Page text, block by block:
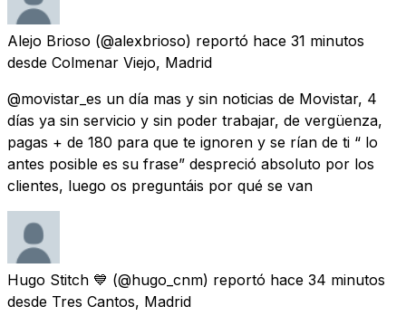
Alejo Brioso (@alexbrioso) reportó hace 31 minutos
desde Colmenar Viejo, Madrid
@movistar_es un día mas y sin noticias de Movistar, 4
días ya sin servicio y sin poder trabajar, de vergüenza,
pagas + de 180 para que te ignoren y se rían de ti “ lo
antes posible es su frase” despreció absoluto por los
clientes, luego os preguntáis por qué se van
Hugo Stitch 💙 (@hugo_cnm) reportó hace 34 minutos
desde Tres Cantos, Madrid